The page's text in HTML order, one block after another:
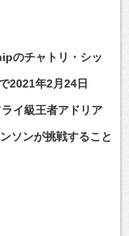
のチャトリ・シッ
2021年2月24日
イ級王者アドリア
ソンが挑戦すること